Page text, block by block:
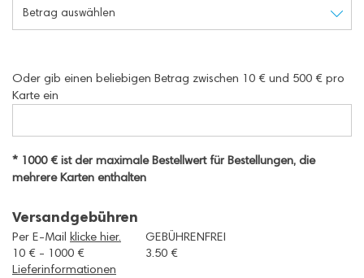
Betrag auswählen
Oder gib einen beliebigen Betrag zwischen 10 € und 500 € pro
Karte ein
* 1000 € ist der maximale Bestellwert für Bestellungen, die
mehrere Karten enthalten
Versandgebühren
Per E-Mail klicke hier.
GEBÜHRENFREI
10 € - 1000 €
3.50 €
Lieferinformationen